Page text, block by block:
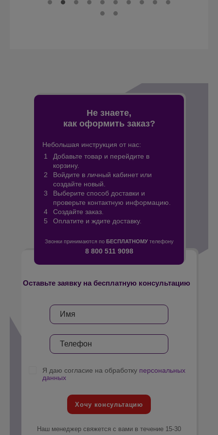
как оформить заказ?
Добавьте товар и перейдите в
корзину.
Войдите в личный кабинет или
создайте новый.
Выберите способ доставки и
проверьте контактную информацию.
Создайте заказ.
Оплатите и ждите доставку.
8 800 511 9098
данных
Хочу консультацию
минут*